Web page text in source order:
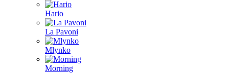
Hario
La Pavoni
Mlynko
Morning